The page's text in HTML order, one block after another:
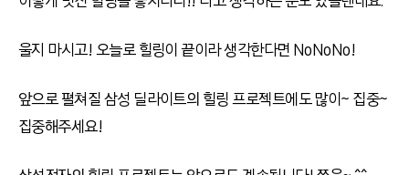
울지 마시고! 오늘로 힐링이 끝이라 생각한다면 NoNoNo!
앞으로 펼쳐질 삼성 딜라이트의 힐링 프로젝트에도 많이~ 집중~
집중해주세요!